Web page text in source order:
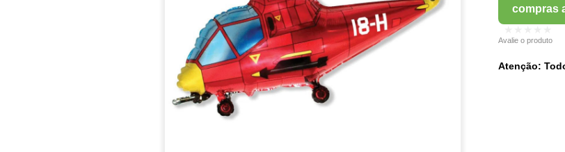
Avalie o produto
Atenção: